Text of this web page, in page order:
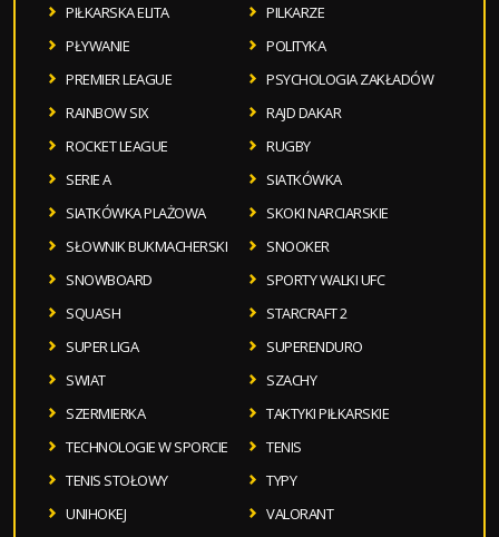
PIŁKARSKA ELITA
PILKARZE
PŁYWANIE
POLITYKA
PREMIER LEAGUE
PSYCHOLOGIA ZAKŁADÓW
RAINBOW SIX
RAJD DAKAR
ROCKET LEAGUE
RUGBY
SERIE A
SIATKÓWKA
SIATKÓWKA PLAŻOWA
SKOKI NARCIARSKIE
SŁOWNIK BUKMACHERSKI
SNOOKER
SNOWBOARD
SPORTY WALKI UFC
SQUASH
STARCRAFT 2
SUPER LIGA
SUPERENDURO
SWIAT
SZACHY
SZERMIERKA
TAKTYKI PIŁKARSKIE
TECHNOLOGIE W SPORCIE
TENIS
TENIS STOŁOWY
TYPY
UNIHOKEJ
VALORANT